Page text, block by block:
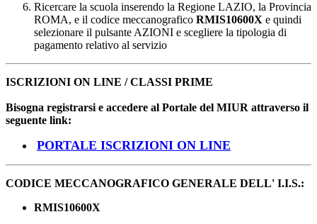
Ricercare la scuola inserendo la Regione LAZIO, la Provincia
ROMA, e il codice meccanografico RMIS10600X e quindi
selezionare il pulsante AZIONI e scegliere la tipologia di
pagamento relativo al servizio
ISCRIZIONI ON LINE / CLASSI PRIME
Bisogna registrarsi e accedere al Portale del MIUR attraverso il
seguente link:
PORTALE ISCRIZIONI ON LINE
CODICE MECCANOGRAFICO GENERALE DELL' I.I.S.:
RMIS10600X